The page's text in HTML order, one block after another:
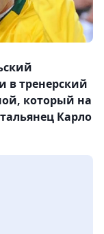
в тренерский
который на
Карло